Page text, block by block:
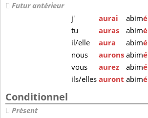
Futur antérieur
j'
aurai abimé
tu
auras abimé
il/elle
aura abimé
nous
auronsabimé
vous
aurez abimé
ils/ellesauront abimé
Conditionnel
Présent